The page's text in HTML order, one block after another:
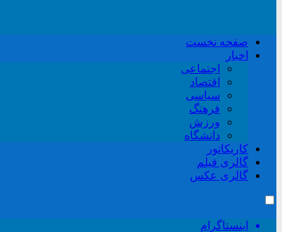
صفحه نخست
اخبار
اجتماعی
اقتصاد
سیاسی
فرهنگ
ورزش
دانشگاه
کاریکاتور
گالری فیلم
گالری عکس
اینستاگرام